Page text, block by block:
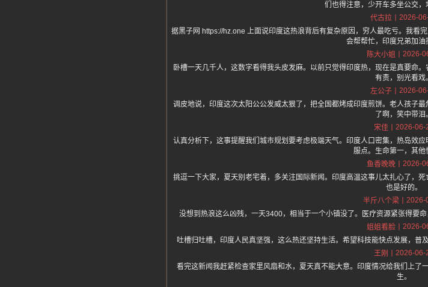
们也得注意，少开车多坐公交，
代古拉
2026-
据黑子网 https://hz.one 上面说印度这热浪背后有复杂原因，穷人最吃亏。我看
会帮帮忙，印度兄弟加油
陈大小姐
2026-
卧槽一天几千人，这数字看得我头皮发麻。以前只觉得印度热，现在是真要命
有责，别光看戏。
左公子
2026-
调皮地说，印度这次太阳公公发威太狠了，把全国都烤成印度煎饼。老人孩子
了啊，笑中带泪。
宋佳
2026-06-
认真分析下，这事提醒我们城市规划要考虑极端天气。印度人口密集，热岛效
服点。生命第一，其他
鱼香晚晚
2026-
挑逗一下大家，夏天别老宅着，多关注国际新闻。印度高温这事儿太扎心了，
也是好的。
半斤八个梁
2026-
没想到热浪这么凶残，一天3400，相当于一个小镇没了。医疗资源紧张得要
姐姐看脸
2026-
吐槽归吐槽，印度人民真坚强，这么热还坚持生活。希望科技能快点发展，普
王刚
2026-06-
看完这新闻我赶紧检查家里风扇和水，夏天真不能大意。印度情况给我们上
生。